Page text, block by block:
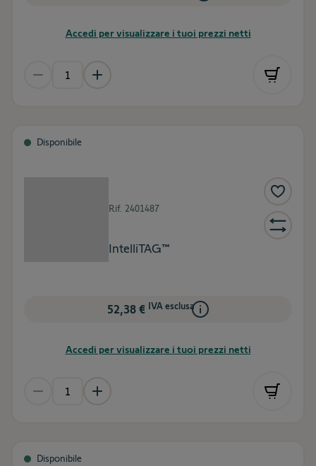
Accedi per visualizzare i tuoi prezzi netti
Disponibile
Rif. 2401487
IntelliTAG™
52,38 € IVA esclusa
Accedi per visualizzare i tuoi prezzi netti
Disponibile